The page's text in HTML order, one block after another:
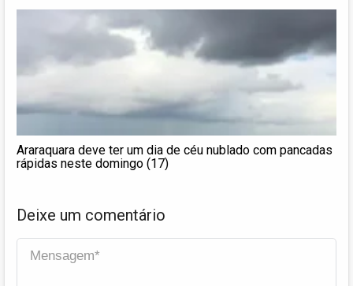
Araraquara deve ter um dia de céu nublado com pancadas
rápidas neste domingo (17)
Deixe um comentário